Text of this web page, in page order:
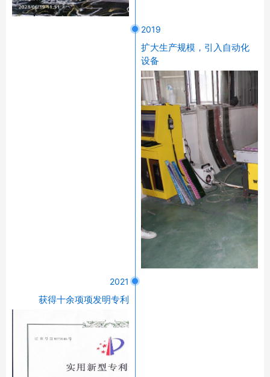
2019
扩大生产规模，引入自动化
设备
2021
获得十余项项发明专利